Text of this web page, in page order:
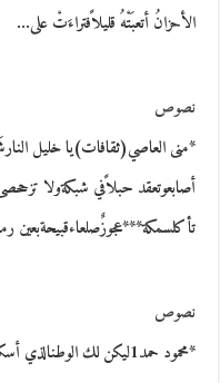
الأحزانُ أتعبَتْهُ قليلاًفتراءَتْ على…
نصوص
*منى العاصي(ثقافات)يا خليل
أصابعوتعقد حبلاًفي شبكةولا
تأكلسمكة***عجوزٌصلعاءقبيحةبعين
نصوص
*محمود حمد1ليكن لك